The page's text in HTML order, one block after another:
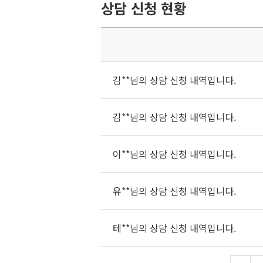
상담 신청 현황
김**님의 상담 신청 내역입니다.
김**님의 상담 신청 내역입니다.
이**님의 상담 신청 내역입니다.
유**님의 상담 신청 내역입니다.
테**님의 상담 신청 내역입니다.